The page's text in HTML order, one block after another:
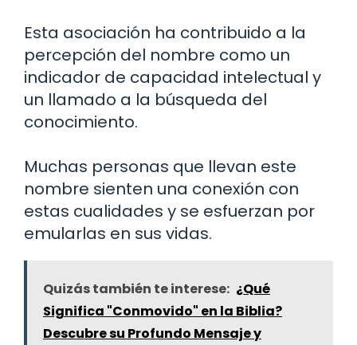
Esta asociación ha contribuido a la
percepción del nombre como un
indicador de capacidad intelectual y
un llamado a la búsqueda del
conocimiento.
Muchas personas que llevan este
nombre sienten una conexión con
estas cualidades y se esfuerzan por
emularlas en sus vidas.
Quizás también te interese: ¿Qué
Significa "Conmovido" en la Biblia?
Descubre su Profundo Mensaje y